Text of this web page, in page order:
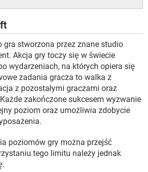
gra stworzona przez znane studio
Akcja gry toczy się w świecie
wydarzeniach, na których opiera się
zadania gracza to walka z
z pozostałymi graczami oraz
zakończone sukcesem wyzwanie
poziom oraz umożliwia zdobycie
poziomów gry można przejść
tego limitu należy jednak